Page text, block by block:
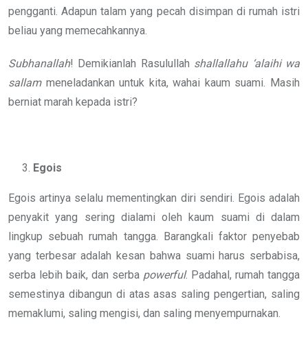
pengganti. Adapun talam yang pecah disimpan di rumah istri
beliau yang memecahkannya.
Subhanallah! Demikianlah Rasulullah shallallahu ‘alaihi wa
sallammeneladankan untuk kita, wahai kaum suami. Masih
berniat marah kepada istri?
Egois
Egois artinya selalu mementingkan diri sendiri. Egois adalah
penyakit yang sering dialami oleh kaum suami di dalam
lingkup sebuah rumah tangga. Barangkali faktor penyebab
yang terbesar adalah kesan bahwa suami harus serbabisa,
serba lebih baik, dan serba powerful. Padahal, rumah tangga
semestinya dibangun di atas asas saling pengertian, saling
memaklumi, saling mengisi, dan saling menyempurnakan.